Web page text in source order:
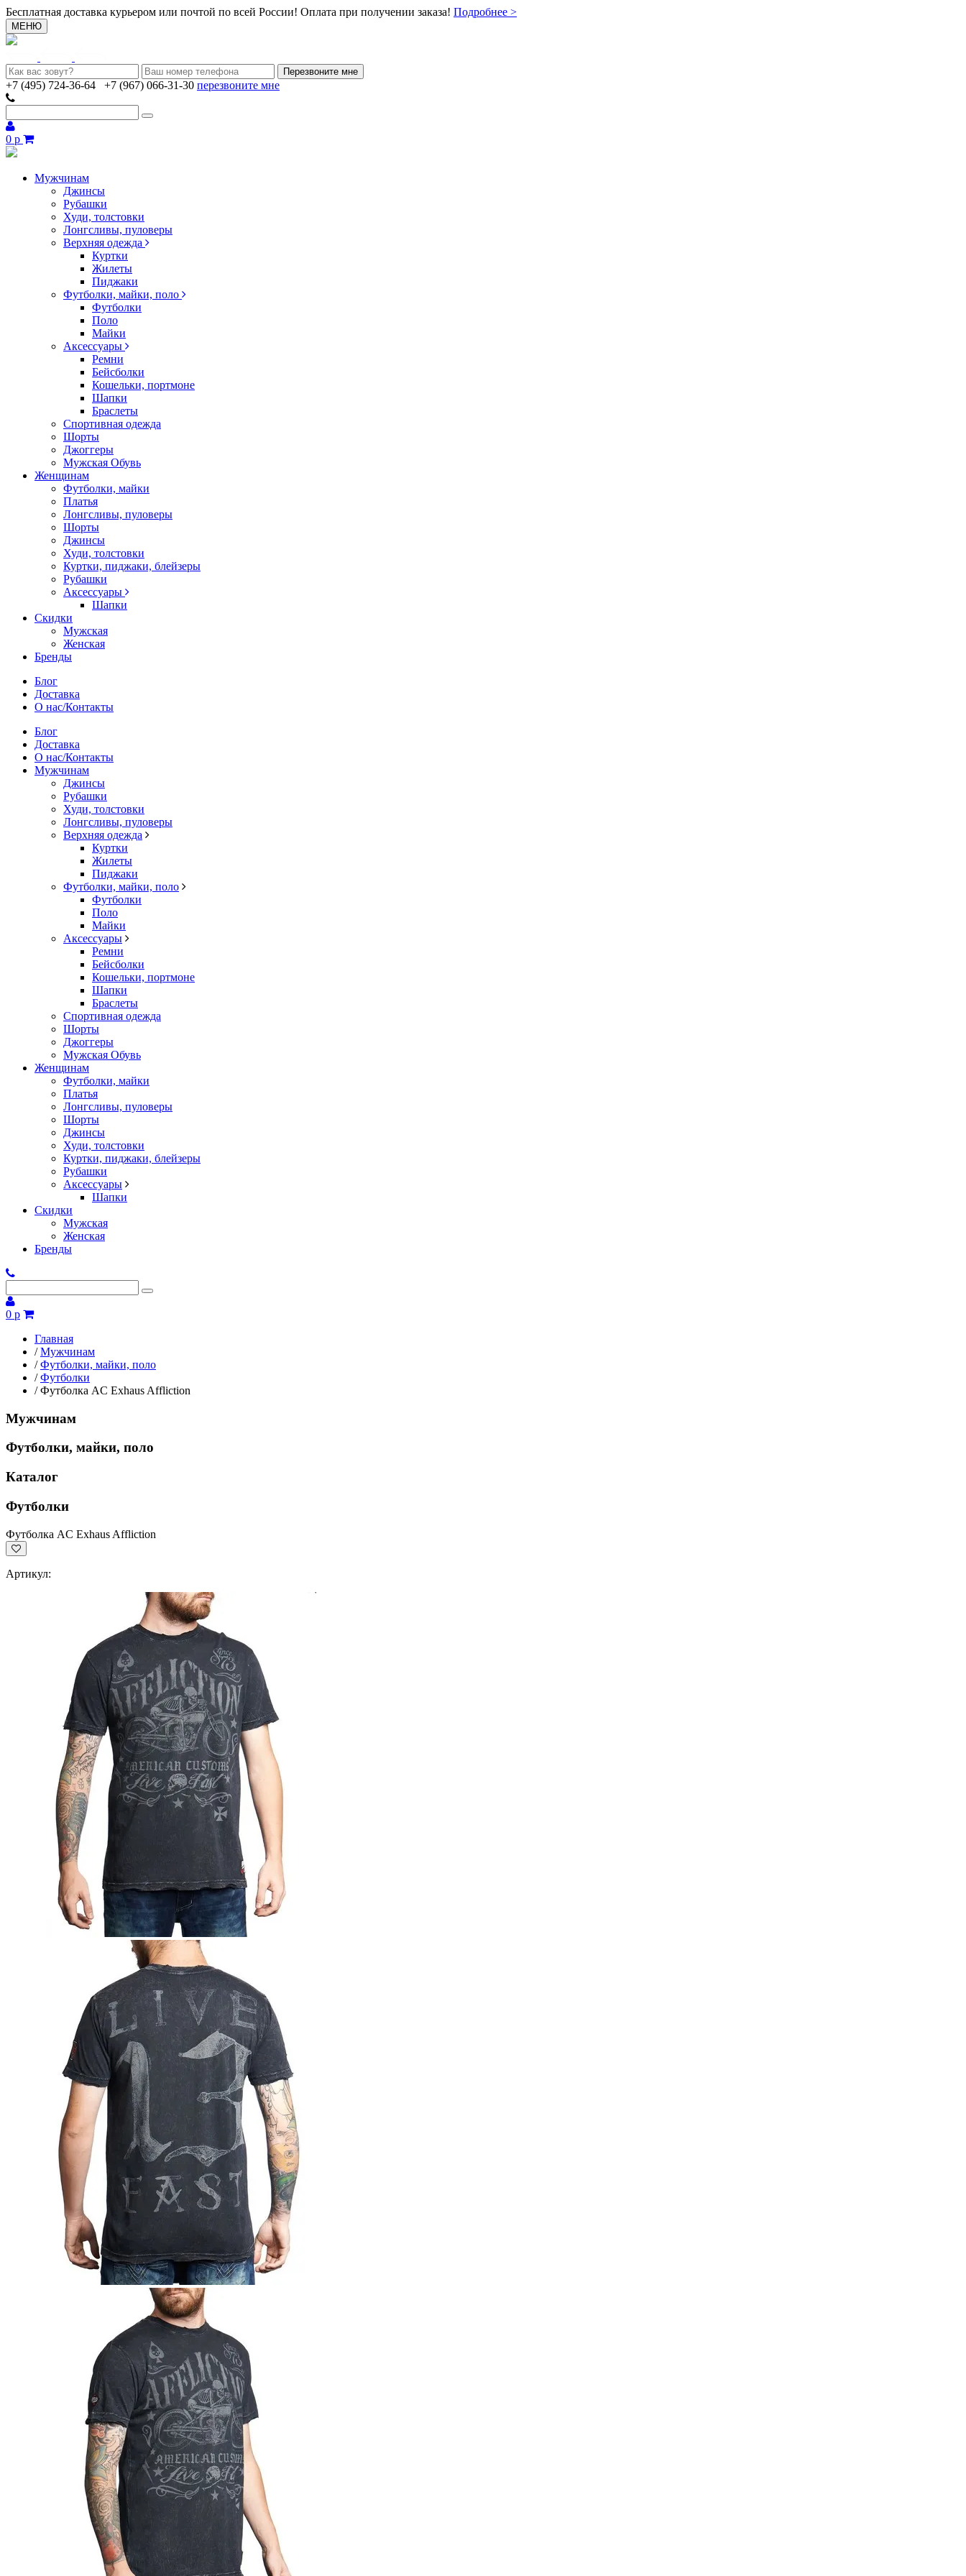
Бесплатная доставка курьером или почтой по всей России! Оплата при получении заказа! Подробнее >
МЕНЮ
+7 (495) 724-36-64 +7 (967) 066-31-30 перезвоните мне
0 р
Мужчинам
Джинсы
Рубашки
Худи, толстовки
Лонгсливы, пуловеры
Верхняя одежда
Куртки
Жилеты
Пиджаки
Футболки, майки, поло
Футболки
Поло
Майки
Аксессуары
Ремни
Бейсболки
Кошельки, портмоне
Шапки
Браслеты
Спортивная одежда
Шорты
Джоггеры
Мужская Обувь
Женщинам
Футболки, майки
Платья
Лонгсливы, пуловеры
Шорты
Джинсы
Худи, толстовки
Куртки, пиджаки, блейзеры
Рубашки
Аксессуары
Шапки
Скидки
Мужская
Женская
Бренды
Блог
Доставка
О нас/Контакты
Блог
Доставка
О нас/Контакты
Мужчинам
Джинсы
Рубашки
Худи, толстовки
Лонгсливы, пуловеры
Верхняя одежда
Куртки
Жилеты
Пиджаки
Футболки, майки, поло
Футболки
Поло
Майки
Аксессуары
Ремни
Бейсболки
Кошельки, портмоне
Шапки
Браслеты
Спортивная одежда
Шорты
Джоггеры
Мужская Обувь
Женщинам
Футболки, майки
Платья
Лонгсливы, пуловеры
Шорты
Джинсы
Худи, толстовки
Куртки, пиджаки, блейзеры
Рубашки
Аксессуары
Шапки
Скидки
Мужская
Женская
Бренды
0 р
Главная
/ Мужчинам
/ Футболки, майки, поло
/ Футболки
/ Футболка AC Exhaus Affliction
Мужчинам
Футболки, майки, поло
Каталог
Футболки
Футболка AC Exhaus Affliction
Артикул: